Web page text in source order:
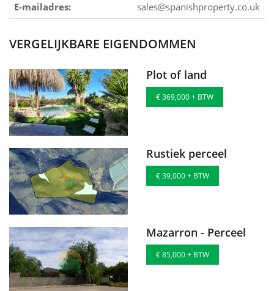
E-mailadres:
sales@spanishproperty.co.uk
VERGELIJKBARE EIGENDOMMEN
Plot of land
€ 369,000 + BTW
Rustiek perceel
€ 39,000 + BTW
Mazarron - Perceel
€ 85,000 + BTW